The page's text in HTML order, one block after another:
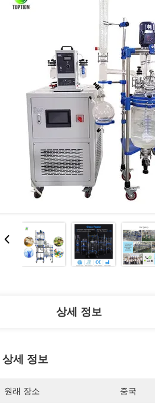
상세 정보
상세 정보
원래 장소 중국